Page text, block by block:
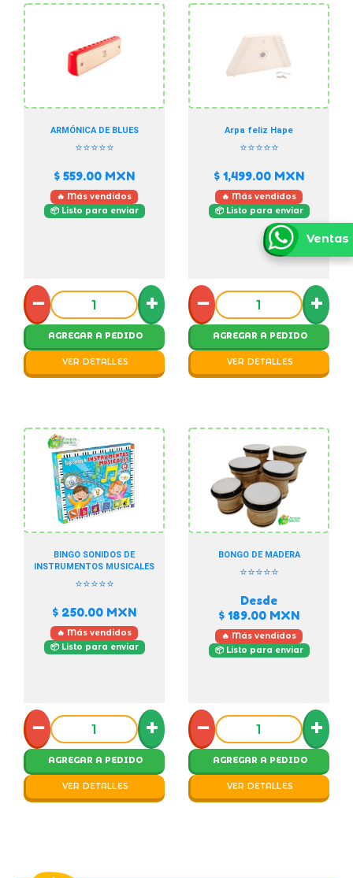
ARMÓNICA DE BLUES
⭐⭐⭐⭐⭐
$ 559.00 MXN
🔥 Más vendidos
📦 Listo para enviar
− +
AGREGAR A PEDIDO
VER DETALLES
Arpa feliz Hape
⭐⭐⭐⭐⭐
$ 1,499.00 MXN
🔥 Más vendidos
📦 Listo para enviar
− +
AGREGAR A PEDIDO
VER DETALLES
BINGO SONIDOS DE
INSTRUMENTOS MUSICALES
⭐⭐⭐⭐⭐
$ 250.00 MXN
🔥 Más vendidos
📦 Listo para enviar
− +
AGREGAR A PEDIDO
VER DETALLES
BONGO DE MADERA
⭐⭐⭐⭐⭐
Desde
$ 189.00 MXN
🔥 Más vendidos
📦 Listo para enviar
− +
AGREGAR A PEDIDO
VER DETALLES
Ventas